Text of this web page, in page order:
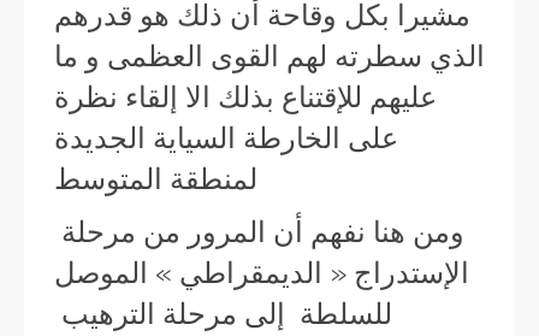
مشيرا بكل وقاحة أن ذلك هو قدرهم
الذي سطرته لهم القوى العظمى و ما
عليهم للإقتناع بذلك الا إلقاء نظرة
على الخارطة السياية الجديدة
لمنطقة المتوسط
ومن هنا نفهم أن المرور من مرحلة
الإستدراج « الديمقراطي » الموصل
للسلطة إلى مرحلة الترهيب